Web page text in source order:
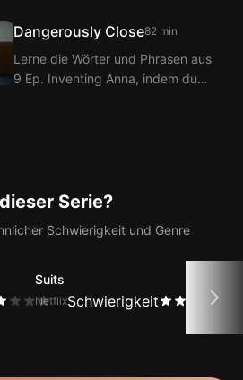
Ep. Inventing Anna.
Langflix Erweiterungen ansiehst!
Mit der Doppeltitel-Funktion von
Langflix erhältst du
Dangerously Close82 min
Lerne die Wörter und Phrasen aus
9 Ep. Inventing Anna, indem du
Übersetzungen der Dialoge aus 9
Serie?
Schwierigkeit und Genre
Suits
NetflixSchwierigkeit